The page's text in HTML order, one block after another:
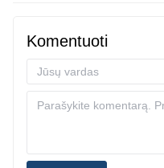
Komentuoti